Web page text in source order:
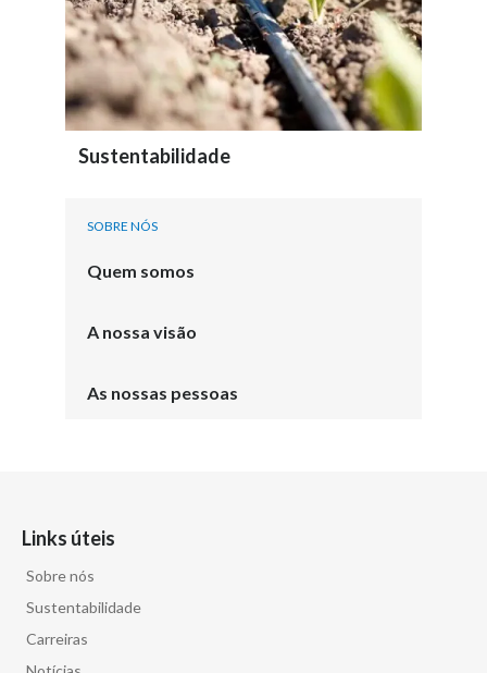
Sustentabilidade
SOBRE NÓS
Quem somos
A nossa visão
As nossas pessoas
Links úteis
Sobre nós
Sustentabilidade
Carreiras